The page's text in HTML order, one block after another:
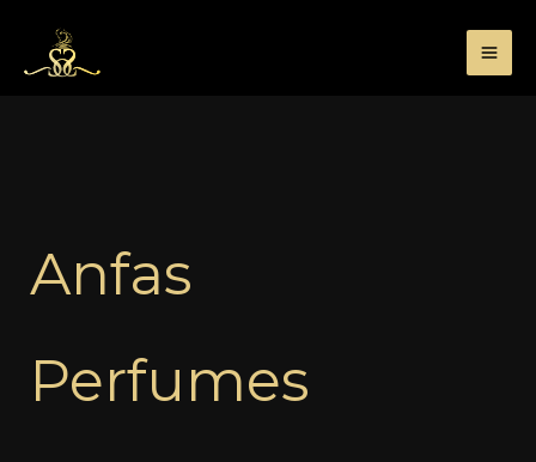
treści
Anfas
Perfumes